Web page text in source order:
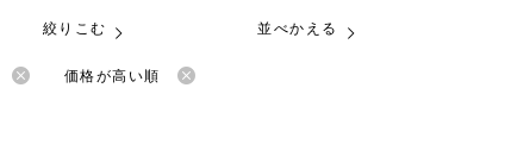
絞りこむ 並べかえる
価格が高い順